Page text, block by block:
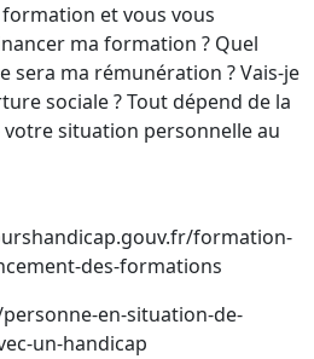
et vous vous
ma formation ? Quel
sera ma rémunération ? Vais-je
sociale ? Tout dépend de la
situation personnelle au
formation-
des-formations
en-situation-de-
un-handicap